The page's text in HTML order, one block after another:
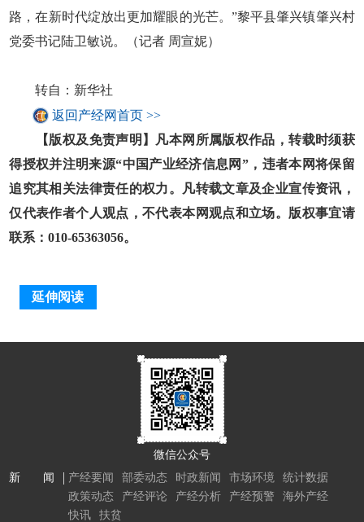
路，在新时代绽放出更加耀眼的光芒。”黎平县肇兴镇肇兴村
党委书记陆卫敏说。（记者 周宣妮）
转自：新华社
返回产经网首页 >>
【版权及免责声明】凡本网所属版权作品，转载时须获
得授权并注明来源“中国产业经济信息网”，违者本网将保留
追究其相关法律责任的权力。凡转载文章及企业宣传资讯，
仅代表作者个人观点，不代表本网观点和立场。版权事宜请
联系：010-65363056。
延伸阅读
微信公众号
新 闻
产经要闻 部委动态 时政新闻 市场环境
统计数据
政策动态
产经评论 产经分析 产经预警
海外产经
快讯
扶贫